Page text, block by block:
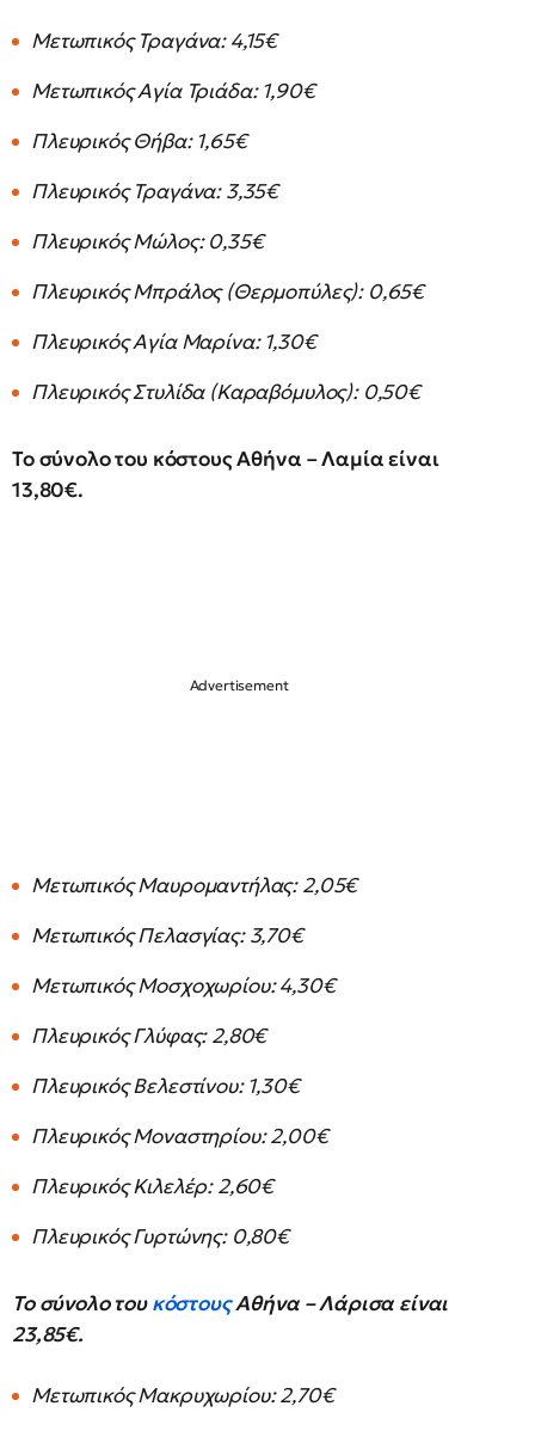
Μετωπικός Τραγάνα: 4,15€
Μετωπικός Αγία Τριάδα: 1,90€
Πλευρικός Θήβα: 1,65€
Πλευρικός Τραγάνα: 3,35€
Πλευρικός Μώλος: 0,35€
Πλευρικός Μπράλος (Θερμοπύλες): 0,65€
Πλευρικός Αγία Μαρίνα: 1,30€
Πλευρικός Στυλίδα (Καραβόμυλος): 0,50€
Το σύνολο του κόστους Αθήνα – Λαμία είναι
13,80€.
Μετωπικός Μαυρομαντήλας: 2,05€
Μετωπικός Πελασγίας: 3,70€
Μετωπικός Μοσχοχωρίου: 4,30€
Πλευρικός Γλύφας: 2,80€
Πλευρικός Βελεστίνου: 1,30€
Πλευρικός Μοναστηρίου: 2,00€
Πλευρικός Κιλελέρ: 2,60€
Πλευρικός Γυρτώνης: 0,80€
Το σύνολο τουκόστουςΑθήνα – Λάρισα είναι
23,85€.
Μετωπικός Μακρυχωρίου: 2,70€